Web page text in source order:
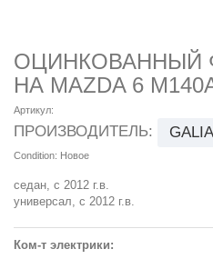
ОЦИНКОВАННЫЙ
НА MAZDA 6
Артикул:
ПРОИЗВОДИТЕЛЬ: GALIA
Condition: Новое
седан, с 2012 г.в.
универсал, с 2012 г.в.
Ком-т электрики: